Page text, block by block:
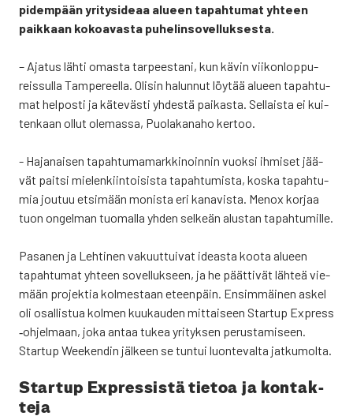
pidem­pään yri­ty­si­de­aa alu­een tapah­tu­mat yhteen
paik­kaan kokoa­vas­ta puhe­lin­so­vel­luk­ses­ta.
– Aja­tus läh­ti omas­ta tar­pees­ta­ni, kun kävin vii­kon­lop­pu­
reis­sul­la Tam­pe­reel­la. Oli­sin halun­nut löy­tää alu­een tapah­tu­
mat hel­pos­ti ja käte­väs­ti yhdes­tä pai­kas­ta. Sel­lais­ta ei kui­
ten­kaan ollut ole­mas­sa, Puo­la­ka­na­ho ker­too.
- Haja­nai­sen tapah­tu­ma­mark­ki­noin­nin vuok­si ihmi­set jää­
vät pait­si mie­len­kiin­toi­sis­ta tapah­tu­mis­ta, kos­ka tapah­tu­
mia jou­tuu etsi­mään monis­ta eri kana­vis­ta. Menox kor­jaa
tuon ongel­man tuo­mal­la yhden sel­keän alus­tan tapah­tu­mil­le.
Pasa­nen ja Leh­ti­nen vakuut­tui­vat ideas­ta koo­ta alu­een
tapah­tu­mat yhteen sovel­luk­seen, ja he päät­ti­vät läh­teä vie­
mään pro­jek­tia kol­mes­taan eteen­päin. Ensim­mäi­nen askel
oli osal­lis­tua kol­men kuu­kau­den mit­tai­seen Star­tup Express
‑ohjel­maan, joka antaa tukea yri­tyk­sen perus­ta­mi­seen.
Star­tup Wee­ken­din jäl­keen se tun­tui luon­te­val­ta jat­ku­mol­ta.
Star­tup Expres­sis­tä tie­toa ja kon­tak­
te­ja